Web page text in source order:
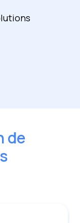
– Grupo
de